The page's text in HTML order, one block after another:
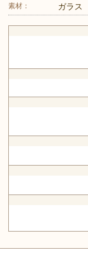
素材： ガラス